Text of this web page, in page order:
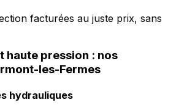
facturées au juste prix, sans
haute pression : nos
les-Fermes
hydrauliques